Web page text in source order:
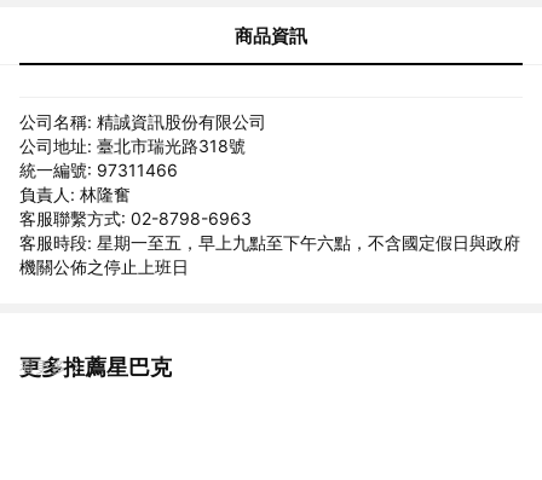
商品資訊
公司名稱: 精誠資訊股份有限公司
公司地址: 臺北市瑞光路318號
統一編號: 97311466
負責人: 林隆奮
客服聯繫方式: 02-8798-6963
客服時段: 星期一至五，早上九點至下午六點，不含國定假日與政府
機關公佈之停止上班日
更多推薦星巴克
看更多